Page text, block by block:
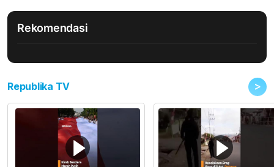
Rekomendasi
Republika TV >